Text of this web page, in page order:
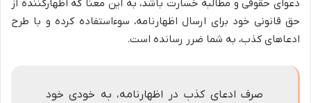
دعوای حقوقی و مطالبه خسارت باشد، به این معنا که اظهارکننده از
حق قانونی خود برای ارسال اظهارنامه، سوءاستفاده کرده و با طرح
ادعاهای کذب، به شما ضرر رسانده است.
صرف ادعای کذب در اظهارنامه، به خودی خود